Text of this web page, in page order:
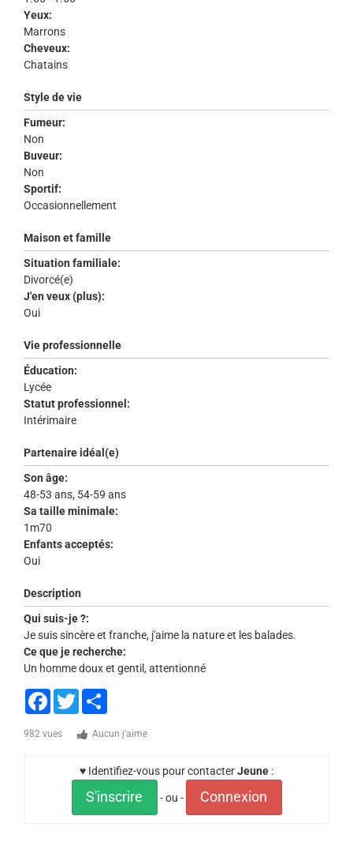
Yeux:
Marrons
Cheveux:
Chatains
Style de vie
Fumeur:
Non
Buveur:
Non
Sportif:
Occasionnellement
Maison et famille
Situation familiale:
Divorcé(e)
J'en veux (plus):
Oui
Vie professionnelle
Éducation:
Lycée
Statut professionnel:
Intérimaire
Partenaire idéal(e)
Son âge:
48-53 ans, 54-59 ans
Sa taille minimale:
1m70
Enfants acceptés:
Oui
Description
Qui suis-je ?:
Je suis sincère et franche, j'aime la nature et les balades.
Ce que je recherche:
Un homme doux et gentil, attentionné
Facebook
Twitter
982 vues Aucun j'aime
♥ Identifiez-vous pour contacterJeune :
S'inscrire - ou - Connexion